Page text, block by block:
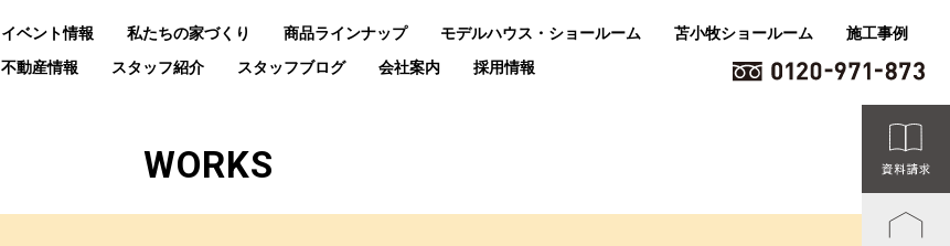
イベント情報 私たちの家づくり 商品ラインナップ モデルハウス・ショールーム 苫小牧ショールーム
施工事例
不動産情報
スタッフ紹介 スタッフブログ 会社案内 採用情報
WORKS